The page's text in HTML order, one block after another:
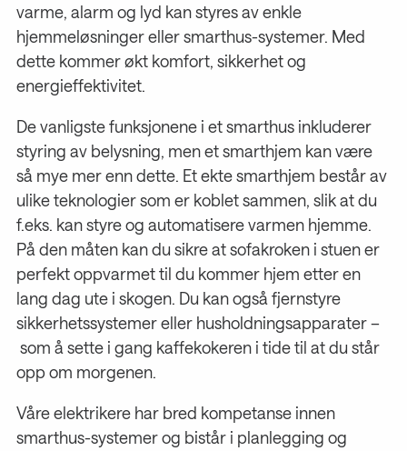
varme, alarm og lyd kan styres av enkle
hjemmeløsninger eller smarthus-systemer. Med
dette kommer økt komfort, sikkerhet og
energieffektivitet.
De vanligste funksjonene i et smarthus inkluderer
styring av belysning, men et smarthjem kan være
så mye mer enn dette. Et ekte smarthjem består av
ulike teknologier som er koblet sammen, slik at du
f.eks. kan styre og automatisere varmen hjemme.
På den måten kan du sikre at sofakroken i stuen er
perfekt oppvarmet til du kommer hjem etter en
lang dag ute i skogen. Du kan også fjernstyre
sikkerhetssystemer eller husholdningsapparater –
som å sette i gang kaffekokeren i tide til at du står
opp om morgenen.
Våre elektrikere har bred kompetanse innen
smarthus-systemer og bistår i planlegging og